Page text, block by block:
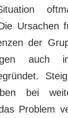
Ursachen
der
auch
bei
Problem